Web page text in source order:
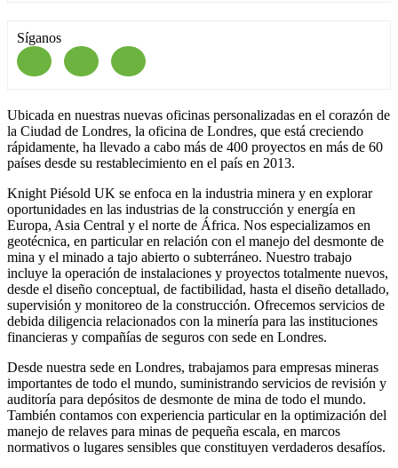
Síganos
Ubicada en nuestras nuevas oficinas personalizadas en el corazón de
la Ciudad de Londres, la oficina de Londres, que está creciendo
rápidamente, ha llevado a cabo más de 400 proyectos en más de 60
países desde su restablecimiento en el país en 2013.
Knight Piésold UK se enfoca en la industria minera y en explorar
oportunidades en las industrias de la construcción y energía en
Europa, Asia Central y el norte de África. Nos especializamos en
geotécnica, en particular en relación con el manejo del desmonte de
mina y el minado a tajo abierto o subterráneo. Nuestro trabajo
incluye la operación de instalaciones y proyectos totalmente nuevos,
desde el diseño conceptual, de factibilidad, hasta el diseño detallado,
supervisión y monitoreo de la construcción. Ofrecemos servicios de
debida diligencia relacionados con la minería para las instituciones
financieras y compañías de seguros con sede en Londres.
Desde nuestra sede en Londres, trabajamos para empresas mineras
importantes de todo el mundo, suministrando servicios de revisión y
auditoría para depósitos de desmonte de mina de todo el mundo.
También contamos con experiencia particular en la optimización del
manejo de relaves para minas de pequeña escala, en marcos
normativos o lugares sensibles que constituyen verdaderos desafíos.